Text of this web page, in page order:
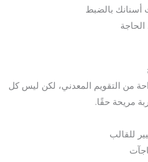
بالضبط
الحاجة
من التقويم المعدني، لكن ليس كل
مريحة حقًا.
للقالب